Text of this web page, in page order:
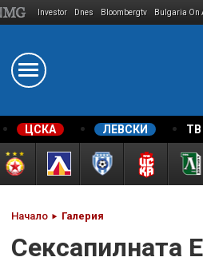
Investor Dnes Bloombergtv Bulgaria On
ЦСКА ЛЕВСКИ
Начало Галерия
Сексапилната